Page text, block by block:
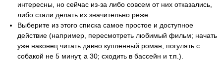
интересны, но сейчас из-за либо совсем от них отказались,
либо стали делать их значительно реже.
Выберите из этого списка самое простое и доступное
действие (например, пересмотреть любимый фильм; начать
уже наконец читать давно купленный роман, погулять с
собакой не 5 минут, а 30; сходить в бассейн и т.п.).